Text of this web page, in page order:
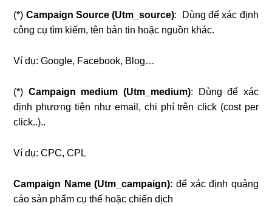
(*) Campaign Source (Utm_source): Dùng để xác định
công cụ tìm kiếm, tên bản tin hoặc nguồn khác.
Ví dụ: Google, Facebook, Blog…
(*) Campaign medium (Utm_medium): Dùng để xác
định phương tiện như email, chi phí trên click (cost per
click..)..
Ví dụ: CPC, CPL
Campaign Name (Utm_campaign): để xác định quảng
cáo sản phẩm cụ thể hoặc chiến dịch